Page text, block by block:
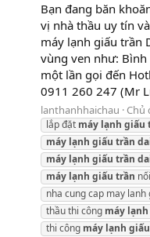
Bạn đang băn
vị nhà thầu uy tín
máy lạnh giấu trần
vùng ven như:
một lần gọi đến
0911 260 247 (Mr
lanthanhhaichau Chủ
lắp đặt máy lạnh giấu
máy lạnh giấu trần
máy lạnh giấu trần
máy lạnh giấu trần
nha cung cap may lanh
thầu thi công máy lạnh
thi công máy lạnh giấu